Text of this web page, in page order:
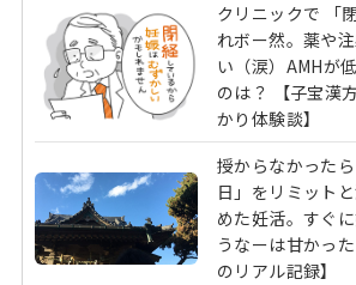
クリニックで 「
れボー然。薬や
い（涙）AMHが
のは？ 【子宝漢
かり体験談】
授からなかった
日」をリミット
めた妊活。すぐ
うなーは甘かっ
のリアル記録】